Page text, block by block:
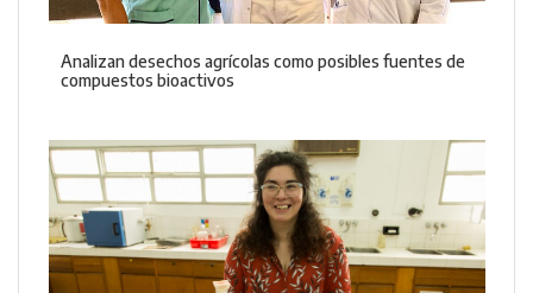
Analizan desechos agrícolas como posibles fuentes de
compuestos bioactivos